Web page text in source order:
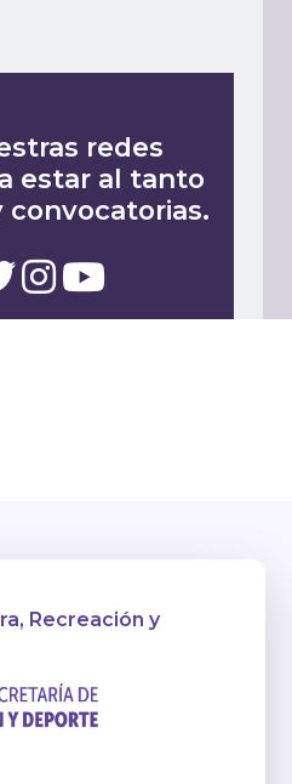
redes
estar al tanto
convocatorias.
Recreación y